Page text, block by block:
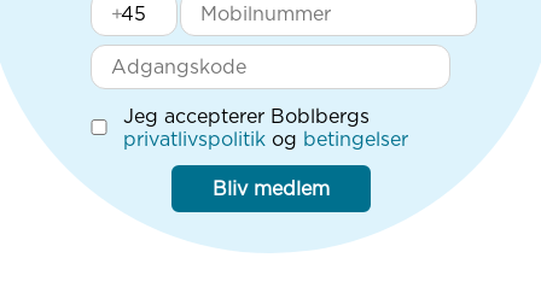
+
Jeg accepterer Boblbergs
privatlivspolitik og betingelser
Bliv medlem